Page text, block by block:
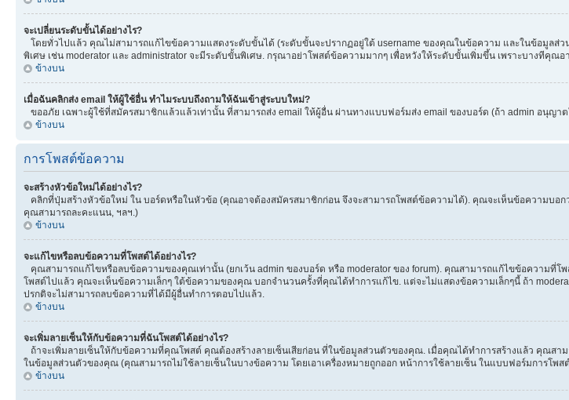
จะเปลี่ยนระดับขั้นได้อย่างไร?
โดยทั่วไปแล้ว คุณไม่สามารถแก้ไขข้อความแสดงระดับขั้นได้ (ระดับขั้นจะปรากฏอยู่ใต้ username ของคุณในข้อความ และในข้อมูล
พิเศษ เช่น moderator และ administrator จะมีระดับขั้นพิเศษ. กรุณาอย่าโพสต์ข้อความมากๆ เพื่อหวังให้ระดับขั้นเพิ่มขึ้น เพราะบางทีคุณ
ข้างบน
เมื่อฉันคลิกส่ง email ให้ผู้ใช้อื่น ทำไมระบบถึงถามให้ฉันเข้าสู่ระบบใหม่?
ขออภัย เฉพาะผู้ใช้ที่สมัครสมาชิกแล้วแล้วเท่านั้น ที่สามารถส่ง email ให้ผู้อื่น ผ่านทางแบบฟอร์มส่ง email ของบอร์ด (ถ้า admin อนุญ
ข้างบน
การโพสต์ข้อความ
จะสร้างหัวข้อใหม่ได้อย่างไร?
คลิกที่ปุ่มสร้างหัวข้อใหม่ ใน บอร์ดหรือในหัวข้อ (คุณอาจต้องสมัครสมาชิกก่อน จึงจะสามารถโพสต์ข้อความได้). คุณจะเห็นข้อความบ
คุณสามารถละคะแนน, ฯลฯ.)
ข้างบน
จะแก้ไขหรือลบข้อความที่โพสต์ได้อย่างไร?
คุณสามารถแก้ไขหรือลบข้อความของคุณเท่านั้น (ยกเว้น admin ของบอร์ด หรือ moderator ของ forum). คุณสามารถแก้ไขข้อความ
โพสต์ไปแล้ว คุณจะเห็นข้อความเล็กๆ ใต้ข้อความของคุณ บอกจำนวนครั้งที่คุณได้ทำการแก้ไข. แต่จะไม่แสดงข้อความเล็กๆนี้ ถ้า
ปรกติจะไม่สามารถลบข้อความที่ได้มีผู้อื่นทำการตอบไปแล้ว.
ข้างบน
จะเพิ่มลายเซ็นให้กับข้อความที่ฉันโพสต์ได้อย่างไร?
ถ้าจะเพิ่มลายเซ็นให้กับข้อความที่คุณโพสต์ คุณต้องสร้างลายเซ็นเสียก่อน ที่ในข้อมูลส่วนตัวของคุณ. เมื่อคุณได้ทำการสร้างแล้ว คุณสา
ในข้อมูลส่วนตัวของคุณ (คุณสามารถไม่ใช้ลายเซ็นในบางข้อความ โดยเอาเครื่องหมายถูกออก หน้าการใช้ลายเซ็น ในแบบฟอร์มการโพส
ข้างบน